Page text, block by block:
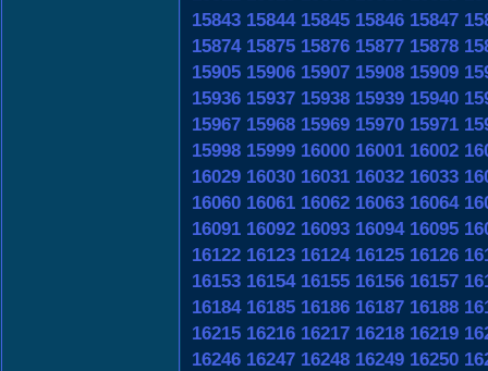
15843 15844 15845 15846 15847
15874 15875 15876 15877 15878
15905 15906 15907 15908 15909
15936 15937 15938 15939 15940
15967 15968 15969 15970 15971
15998 15999 16000 16001 16002
16029 16030 16031 16032 16033
16060 16061 16062 16063 16064
16091 16092 16093 16094 16095
16122 16123 16124 16125 16126
16153 16154 16155 16156 16157
16184 16185 16186 16187 16188
16215 16216 16217 16218 16219
16246 16247 16248 16249 16250